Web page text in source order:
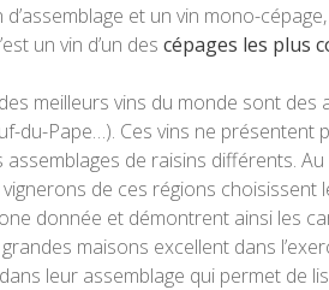
d’assemblage et un vin mono-
un vin d’un des cépages les plus
meilleurs vins du monde sont
du-Pape…). Ces vins ne présentent
assemblages de raisins différents.
vignerons de ces régions choisissent
donnée et démontrent ainsi les
maisons excellent dans
leur assemblage qui permet de